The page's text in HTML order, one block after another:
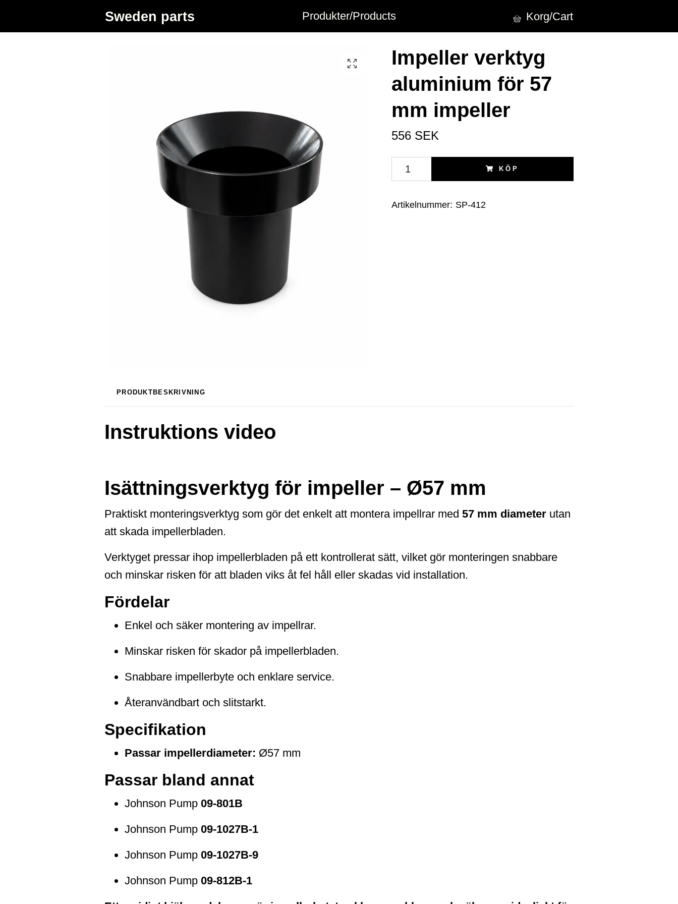
Sweden parts Produkter/Products Korg/Cart
Impeller verktyg
aluminium för 57
mm impeller
556 SEK
KÖP
Artikelnummer: SP-412
PRODUKTBESKRIVNING
Instruktions video
Isättningsverktyg för impeller – Ø57 mm
Praktiskt monteringsverktyg som gör det enkelt att montera impellrar med 57 mm diameter utan
att skada impellerbladen.
Verktyget pressar ihop impellerbladen på ett kontrollerat sätt, vilket gör monteringen snabbare
och minskar risken för att bladen viks åt fel håll eller skadas vid installation.
Fördelar
Enkel och säker montering av impellrar.
Minskar risken för skador på impellerbladen.
Snabbare impellerbyte och enklare service.
Återanvändbart och slitstarkt.
Specifikation
Passar impellerdiameter: Ø57 mm
Passar bland annat
Johnson Pump 09-801B
Johnson Pump 09-1027B-1
Johnson Pump 09-1027B-9
Johnson Pump 09-812B-1